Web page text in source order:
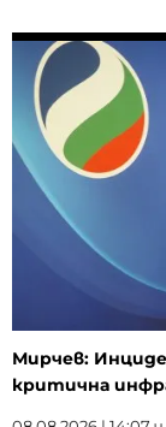
Мирчев:
критична